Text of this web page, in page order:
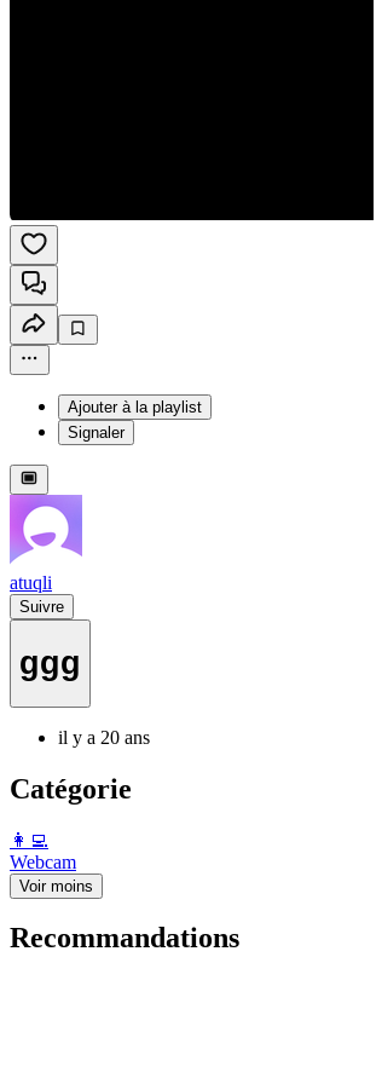
Ajouter à la playlist
Signaler
atuqli
Suivre
ggg
il y a 20 ans
Catégorie
️👩‍💻️
Webcam
Voir moins
Recommandations